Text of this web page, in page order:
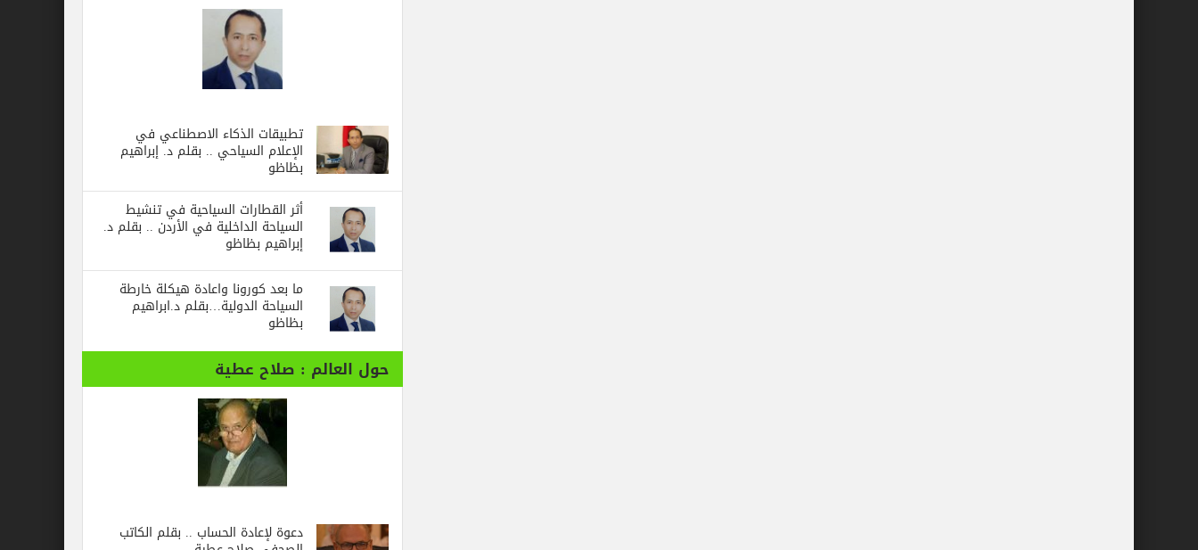
تطبيقات الذكاء الاصطناعي في
الإعلام السياحي .. بقلم د. إبراهيم
بظاظو
أثر القطارات السياحية في تنشيط
السياحة الداخلية في الأردن .. بقلم د.
إبراهيم بظاظو
ما بعد كورونا واعادة هيكلة خارطة
السياحة الدولية…بقلم د.ابراهيم
بظاظو
حول العالم : صلاح عطية
دعوة لإعادة الحساب .. بقلم الكاتب